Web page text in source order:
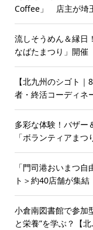
Coffee」 店主が埼
流しそうめん＆縁日
なばたまつり」開催
【北九州のシゴト
者・終活コーディネ
多彩な体験！バザ
「ボランティアまつ
「門司港おいまつ
ト＞約40店舗が集結
小倉南図書館で参
と栄養”を学ぶ？【北